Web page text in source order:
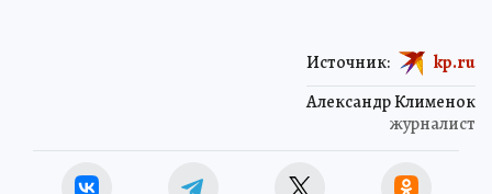
Александр Клименок
журналист
Источник: kp.ru